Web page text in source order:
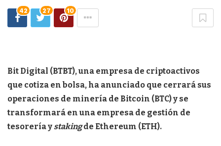
42 27 10
Bit Digital (BTBT), una empresa de criptoactivos
que cotiza en bolsa, ha anunciado que cerrará sus
operaciones de minería de Bitcoin (BTC) y se
transformará en una empresa de gestión de
tesorería ystakingde Ethereum (ETH).